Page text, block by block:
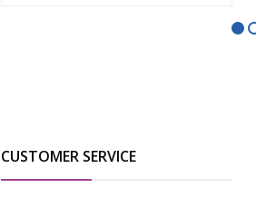
CUSTOMER SERVICE